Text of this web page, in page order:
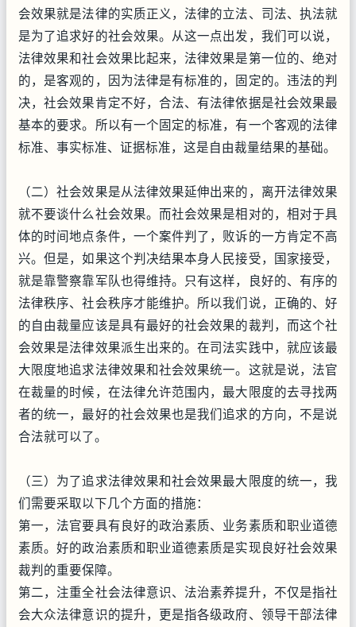
会效果就是法律的实质正义，法律的立法、司法、执法就
是为了追求好的社会效果。从这一点出发，我们可以说，
法律效果和社会效果比起来，法律效果是第一位的、绝对
的，是客观的，因为法律是有标准的，固定的。违法的判
决，社会效果肯定不好，合法、有法律依据是社会效果最
基本的要求。所以有一个固定的标准，有一个客观的法律
标准、事实标准、证据标准，这是自由裁量结果的基础。
（二）社会效果是从法律效果延伸出来的，离开法律效果
就不要谈什么社会效果。而社会效果是相对的，相对于具
体的时间地点条件，一个案件判了，败诉的一方肯定不高
兴。但是，如果这个判决结果本身人民接受，国家接受，
就是靠警察靠军队也得维持。只有这样，良好的、有序的
法律秩序、社会秩序才能维护。所以我们说，正确的、好
的自由裁量应该是具有最好的社会效果的裁判，而这个社
会效果是法律效果派生出来的。在司法实践中，就应该最
大限度地追求法律效果和社会效果统一。这就是说，法官
在裁量的时候，在法律允许范围内，最大限度的去寻找两
者的统一，最好的社会效果也是我们追求的方向，不是说
合法就可以了。
（三）为了追求法律效果和社会效果最大限度的统一，我
们需要采取以下几个方面的措施：
第一，法官要具有良好的政治素质、业务素质和职业道德
素质。好的政治素质和职业道德素质是实现良好社会效果
裁判的重要保障。
第二，注重全社会法律意识、法治素养提升，不仅是指社
会大众法律意识的提升，更是指各级政府、领导干部法律